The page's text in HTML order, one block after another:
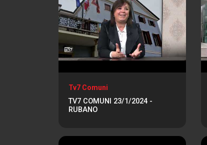
Tv7 Comuni
TV7 COMUNI 23/1/2024 -
RUBANO